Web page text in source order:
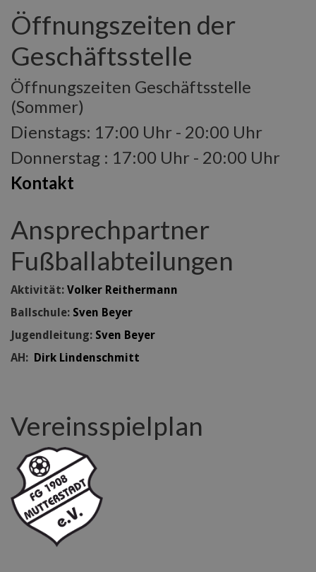
Öffnungszeiten der
Geschäftsstelle
Öffnungszeiten Geschäftsstelle
(Sommer)
Dienstags: 17:00 Uhr - 20:00 Uhr
Donnerstag : 17:00 Uhr - 20:00 Uhr
Kontakt
Ansprechpartner
Fußballabteilungen
Aktivität: Volker Reithermann
Ballschule: Sven Beyer
Jugendleitung: Sven Beyer
AH: Dirk Lindenschmitt
Vereinsspielplan